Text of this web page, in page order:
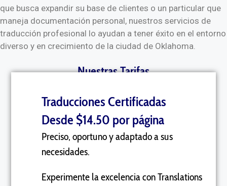
que busca expandir su base de clientes o un particular que
maneja documentación personal, nuestros servicios de
traducción profesional lo ayudan a tener éxito en el entorno
diverso y en crecimiento de la ciudad de Oklahoma.
Nuestras Tarifas
Traducciones Certificadas
Desde $14.50 por página
Preciso, oportuno y adaptado a sus
necesidades.
Experimente la excelencia con Translations